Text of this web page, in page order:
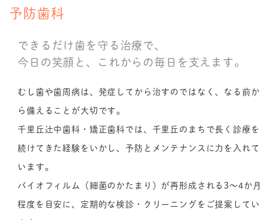
予防歯科
できるだけ歯を守る治療で、
今日の笑顔と、これからの毎日を支えます。
むし歯や歯周病は、発症してから治すのではなく、なる前か
ら備えることが大切です。
千里丘辻中歯科・矯正歯科では、千里丘のまちで長く診療を
続けてきた経験をいかし、予防とメンテナンスに力を入れて
います。
バイオフィルム（細菌のかたまり）が再形成される3〜4か月
程度を目安に、定期的な検診・クリーニングをご提案してい